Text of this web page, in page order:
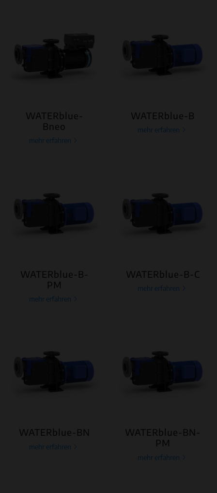
WATERblue-
Bneo
mehr erfahren
WATERblue-B
mehr erfahren
WATERblue-B-
PM
mehr erfahren
WATERblue-B-C
mehr erfahren
WATERblue-BN
mehr erfahren
WATERblue-BN-
PM
mehr erfahren